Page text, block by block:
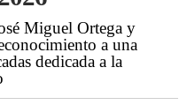
Miguel Ortega y
a una
dedicada a la